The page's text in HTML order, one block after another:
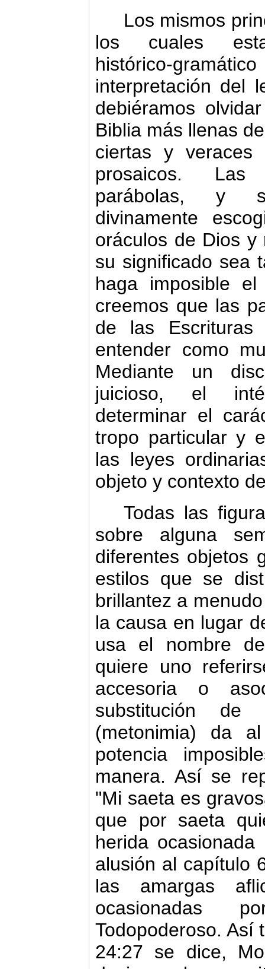
Los mismos
los cuales
interpretación del
debiéramos
Biblia más llenas
ciertas y veraces
prosaicos. Las
parábolas, y
divinamente
oráculos de Dios y
su significado sea
haga imposible
creemos que las
de las
entender como
Mediante un
juicioso, el
determinar el
tropo particular y
las leyes
objeto y contexto
Todas las
sobre alguna
diferentes objetos
estilos que se
brillantez a
la causa en lugar
usa el nombre
quiere uno
accesoria o
substitución
(metonimia) da
potencia
manera. Así se
"Mi saeta es
que por saeta
herida
alusión al capítulo
las amargas
ocasionadas
Todopoderoso. Así
24:27 se dice,